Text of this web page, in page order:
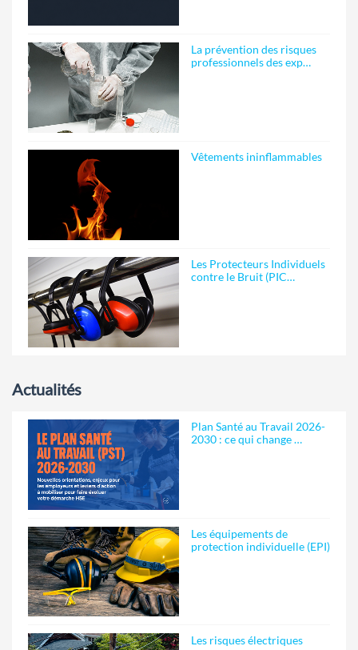
La prévention des risques
professionnels des exp…
Vêtements ininflammables
Les Protecteurs Individuels
contre le Bruit (PIC…
Actualités
Plan Santé au Travail 2026-
2030 : ce qui change …
Les équipements de
protection individuelle (EPI)
Les risques électriques